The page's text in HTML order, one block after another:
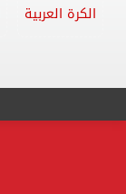
الكرة العربية